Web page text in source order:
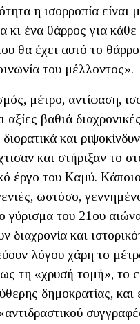
η ισορροπία είναι
κι ένα θάρρος για
θα έχει αυτό το
του μέλλοντος».
μέτρο, αντίφαση,
αξίες βαθιά
και
και στήριξαν το
έργο του Καμύ.
ωστόσο,
γύρισμα του 21ου
διαχρονία και
λόγου χάρη το
τη «χρυσή τομή», το
δημοκρατίας, και